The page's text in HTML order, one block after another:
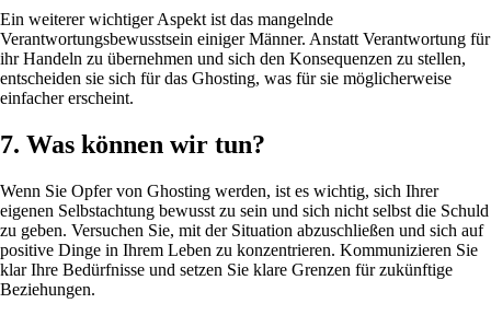
Ein weiterer wichtiger Aspekt ist das mangelnde
Verantwortungsbewusstsein einiger Männer. Anstatt Verantwortung für
ihr Handeln zu übernehmen und sich den Konsequenzen zu stellen,
entscheiden sie sich für das Ghosting, was für sie möglicherweise
einfacher erscheint.
7. Was können wir tun?
Wenn Sie Opfer von Ghosting werden, ist es wichtig, sich Ihrer
eigenen Selbstachtung bewusst zu sein und sich nicht selbst die Schuld
zu geben. Versuchen Sie, mit der Situation abzuschließen und sich auf
positive Dinge in Ihrem Leben zu konzentrieren. Kommunizieren Sie
klar Ihre Bedürfnisse und setzen Sie klare Grenzen für zukünftige
Beziehungen.